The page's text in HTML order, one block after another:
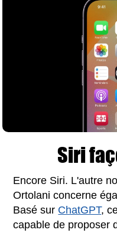
Siri
Encore Siri. L'autre
Ortolani concerne
Basé sur ChatGPT,
capable de proposer